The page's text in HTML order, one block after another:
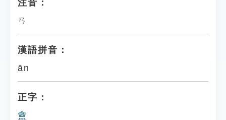
注音：
ㄢ
漢語拼音：
ān
正字：
盦